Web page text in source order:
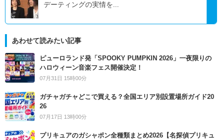
デーティングの実情を...
あわせて読みたい記事
ピューロランド発「SPOOKY PUMPKIN 2026」一夜限りの
ハロウィーン音楽フェス開催決定！
07月31日 15時00分
ガチャガチャどこで買える？全国エリア別設置場所ガイド20
26
07月17日 13時00分
プリキュアのガシャポン全種類まとめ2026【名探偵プリキュ